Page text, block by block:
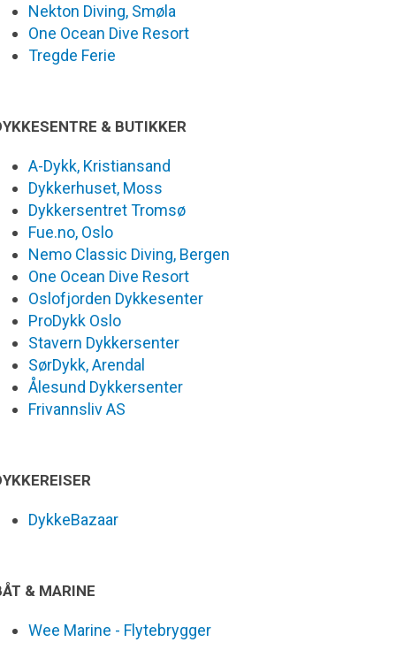
Nekton Diving, Smøla
One Ocean Dive Resort
Tregde Ferie
& BUTIKKER
A-Dykk, Kristiansand
Dykkerhuset, Moss
Dykkersentret Tromsø
Fue.no, Oslo
Nemo Classic Diving, Bergen
One Ocean Dive Resort
Oslofjorden Dykkesenter
ProDykk Oslo
Stavern Dykkersenter
SørDykk, Arendal
Ålesund Dykkersenter
Frivannsliv AS
DykkeBazaar
& MARINE
Wee Marine - Flytebrygger